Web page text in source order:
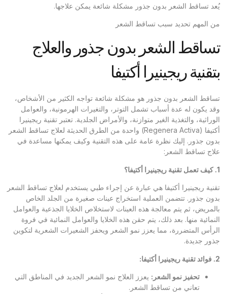
يُعد تساقط الشعر بدون جذور مشكلة شائعة يمكن علاجها.
من المهم تحديد سبب تساقط الشعر
تساقط الشعر بدون جذور والعلاج
بتقنية ريجينيرا أكتيفا
تساقط الشعر بدون جذور هو مشكلة شائعة تواجه الكثير من الأشخاص،
وقد يكون له عدة أسباب تشمل التوتر، والتغيرات الهرمونية، والعوامل
الوراثية، والتغذية الغير متوازنة، والأمراض الجلدية. تعتبر تقنية ريجينيرا
أكتيفا (Regenera Activa) واحدة من الطرق الحديثة لعلاج تساقط الشعر
بدون جذور. إليك نظرة عامة على هذه التقنية وكيف يمكنها مساعدة في
علاج تساقط الشعر:
1. كيف تعمل تقنية ريجينيرا أكتيفا؟
تقنية ريجينيرا أكتيفا هي عبارة عن إجراء طبي يستخدم لعلاج تساقط الشعر
بدون جذور. تتضمن العملية استخراج عينات صغيرة من الجلد الخاص
بالمريض، ثم يتم معالجة هذه العينات لاستخلاص الخلايا الجذعية والعوامل
النمائية منها. بعد ذلك، يتم حقن هذه الخلايا والعوامل النمائية في فروة
الرأس المتضررة، مما يعزز نمو الشعر ويحفز الشعيرات الشعرية لتكوين
جذور جديدة.
2. فوائد تقنية ريجينيرا أكتيفا:
تحفيز نمو الشعر : يعزز العلاج نمو الشعر الجديد في المناطق التي
تعاني من تساقط الشعر.